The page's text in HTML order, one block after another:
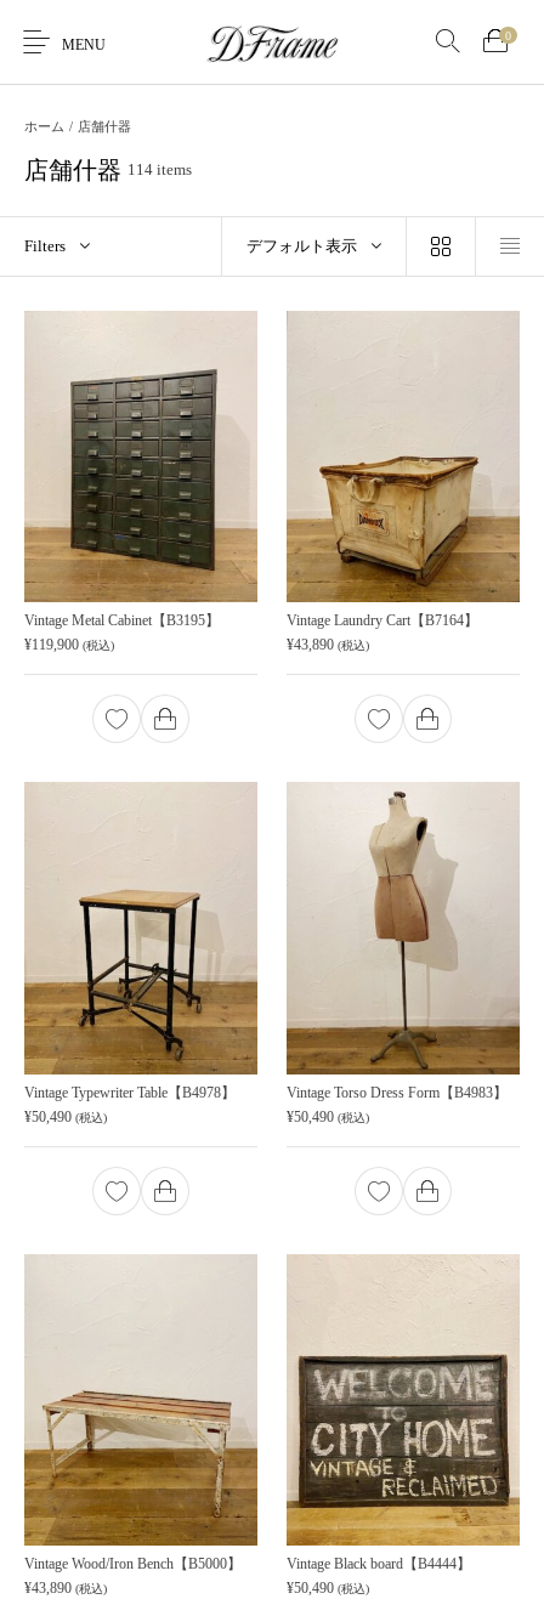
MENU
0
ホーム / 店舗什器
店舗什器 114 items
Filters デフォルト表示
Vintage Metal Cabinet【B3195】
¥119,900 (税込)
Vintage Laundry Cart【B7164】
¥43,890 (税込)
Vintage Typewriter Table【B4978】
¥50,490 (税込)
Vintage Torso Dress Form【B4983】
¥50,490 (税込)
Vintage Wood/Iron Bench【B5000】
¥43,890 (税込)
Vintage Black board【B4444】
¥50,490 (税込)